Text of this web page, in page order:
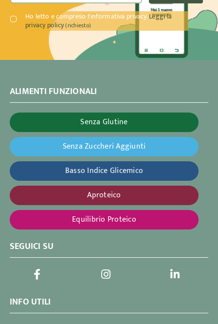
Ho letto e compreso l'informativa privacy.Leggi la
privacy policy(richiesto)
ALIMENTI FUNZIONALI
Senza Glutine
Senza Zuccheri Aggiunti
Basso Indice Glicemico
Aproteico
Equilibrio Proteico
SEGUICI SU
INFO UTILI